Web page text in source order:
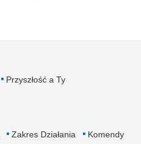
Przyszłość a Ty
Zakres Działania
Komendy